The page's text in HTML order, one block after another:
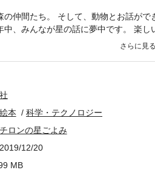
の仲間たち。 そして、動物とお話が
中、みんなが星の話に夢中です。 楽
ことなどがよくわかる、そんな内容と
年2月に三重県松阪市の「みえこど
、その続編も書き続け、この度、一冊
になり、たくさんの子どもたちにチロ
本
科学・テクノロジー
ロンの星ごよみ
2019/12/20
MB